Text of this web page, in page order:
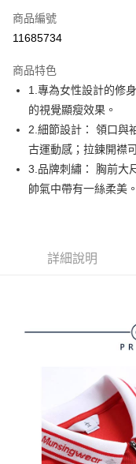
Apple Pay
悠遊付
AFTEE先享後付
相關說明
【關於「AFTEE先享後付」
AFTEE先享後付是「在收
便利好安心！
１．簡單：不需註冊會員、
１．於結帳方式選擇「
※ 請注意：結帳手續完成
購買商品的店家。未經商
※ 交易是否成功請以「
是否繳費成功／繳費後需
https://
【注意事項】
１．透過由恩沛科技股份
易，需依本服務之必要範
ATM付款
運送方式
7-11取貨付款
免運費
商品編號
11685734
商品特色
1.專為女性設計的修
的視覺顯瘦效果。
2.細節設計： 領口與
古運動感；拉鍊開襟
3.品牌刺繡： 胸前大
帥氣中帶有一絲柔美。
詳細說明